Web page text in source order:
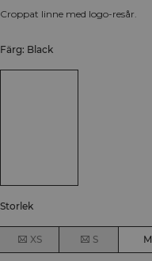
Croppat linne med logo-resår.
Färg: Black
Storlek
XS S M